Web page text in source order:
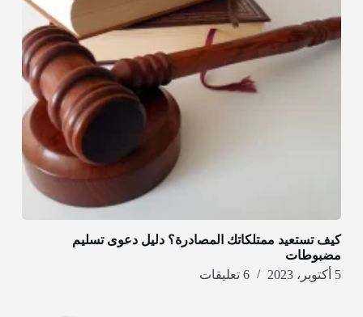
كيف تستعيد ممتلكاتك المصادرة؟ دليل دعوى تسليم
مضبوطات
5 أكتوبر، 2023
6 تعليقات